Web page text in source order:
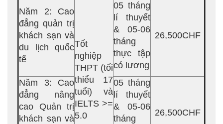
Tốt
nghiệp
THPT (tối
thiểu 17
tuổi) và
IELTS >=
5.0
Năm 2: Cao
đẳng quản trị
khách sạn và
du lịch quốc
tế
05 tháng
lí thuyết
& 05-06
tháng
thực tập
có lương
26,500CHF
Năm 3: Cao
đẳng nâng
cao Quản trị
khách sạn và
05 tháng
lí thuyết
& 05-06
tháng
26,500CHF